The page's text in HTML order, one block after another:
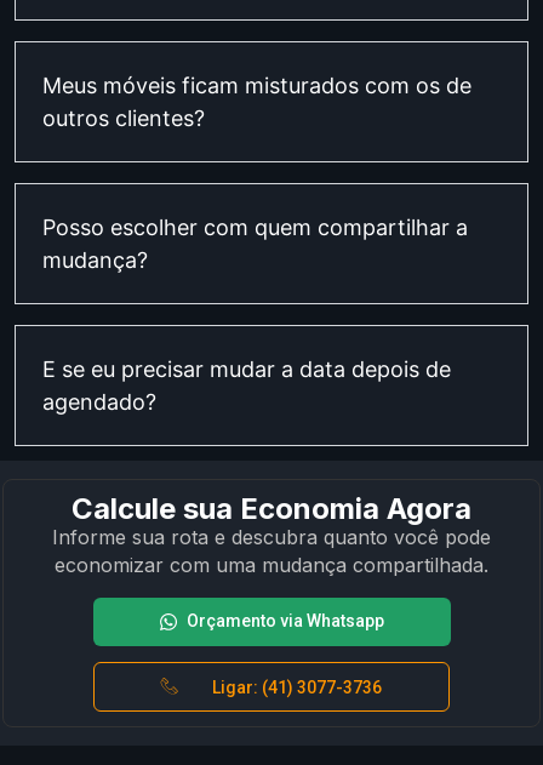
Meus móveis ficam misturados com os de
outros clientes?
Posso escolher com quem compartilhar a
mudança?
E se eu precisar mudar a data depois de
agendado?
Calcule sua Economia Agora
Informe sua rota e descubra quanto você pode
economizar com uma mudança compartilhada.
Orçamento via Whatsapp
Ligar: (41) 3077-3736